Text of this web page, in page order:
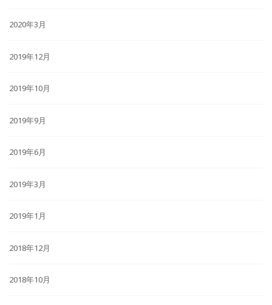
2020年3月
2019年12月
2019年10月
2019年9月
2019年6月
2019年3月
2019年1月
2018年12月
2018年10月